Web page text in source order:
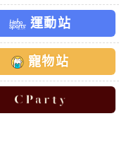
運動站
寵物站